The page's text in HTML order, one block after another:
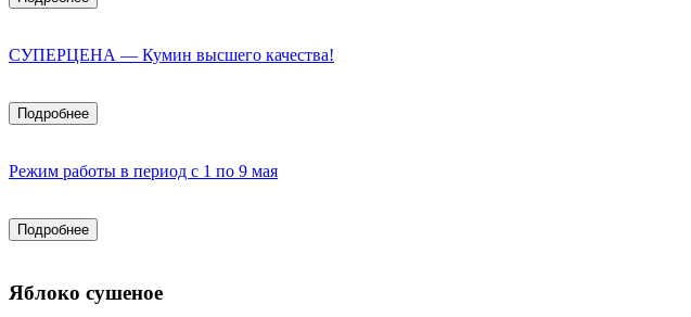
СУПЕРЦЕНА — Кумин высшего качества!
Подробнее
Режим работы в период с 1 по 9 мая
Подробнее
Яблоко сушеное